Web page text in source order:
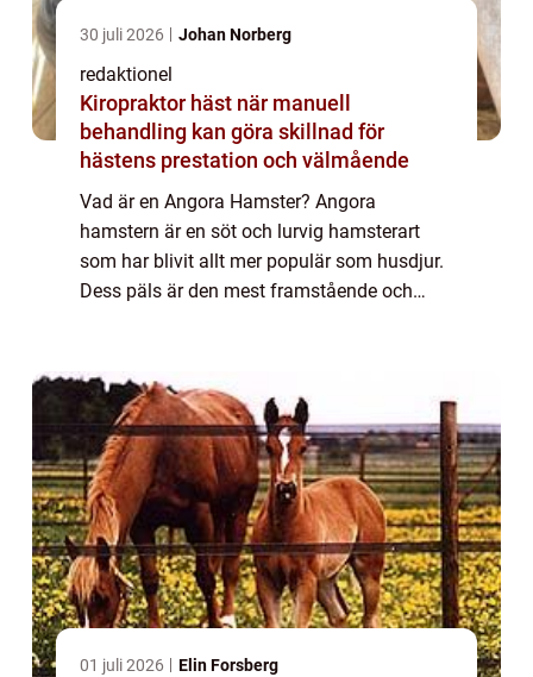
30 juli 2026 Johan Norberg
redaktionel
Kiropraktor häst när manuell
behandling kan göra skillnad för
hästens prestation och välmående
Vad är en Angora Hamster? Angora
hamstern är en söt och lurvig hamsterart
som har blivit allt mer populär som husdjur.
Dess päls är den mest framstående och
päls som ger...
01 juli 2026 Elin Forsberg